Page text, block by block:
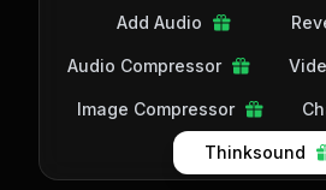
Add Audio
Audio Compressor
Image Compressor
Thinksound